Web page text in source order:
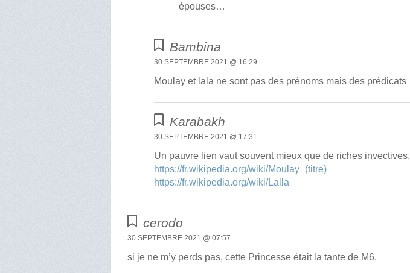
épouses…
Bambina
30 SEPTEMBRE 2021 @ 16:29
Moulay et lala ne sont pas des prénoms mais des prédicats
Karabakh
30 SEPTEMBRE 2021 @ 17:31
Un pauvre lien vaut souvent mieux que de riches invectives.
https://fr.wikipedia.org/wiki/Moulay_(titre)
https://fr.wikipedia.org/wiki/Lalla
cerodo
30 SEPTEMBRE 2021 @ 07:57
si je ne m’y perds pas, cette Princesse était la tante de M6.